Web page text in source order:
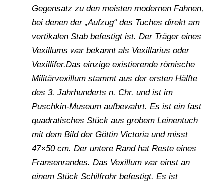
Gegensatz zu den meisten modernen Fahnen,
bei denen der „Aufzug“ des Tuches direkt am
vertikalen Stab befestigt ist. Der Träger eines
Vexillums war bekannt als Vexillarius oder
Vexillifer.Das einzige existierende römische
Militärvexillum stammt aus der ersten Hälfte
des 3. Jahrhunderts n. Chr. und ist im
Puschkin-Museum aufbewahrt. Es ist ein fast
quadratisches Stück aus grobem Leinentuch
mit dem Bild der Göttin Victoria und misst
47×50 cm. Der untere Rand hat Reste eines
Fransenrandes. Das Vexillum war einst an
einem Stück Schilfrohr befestigt. Es ist